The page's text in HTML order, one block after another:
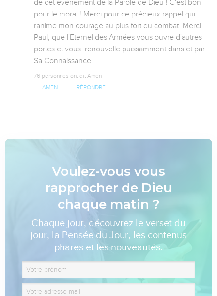
de cet évènement de la Parole de Dieu ! C'est bon
pour le moral ! Merci pour ce précieux rappel qui
ranime mon courage au plus fort du combat. Merci
Paul, que l'Eternel des Armées vous ouvre d'autres
portes et vous  renouvelle puissamment dans et par
Sa Connaissance.
76 personnes ont dit Amen
AMEN RÉPONDRE
Voulez-vous vous
rapprocher de Dieu
chaque matin ?
Chaque jour, découvrez le verset du
jour, la Pensée du Jour, les contenus
phares et les nouveautés.